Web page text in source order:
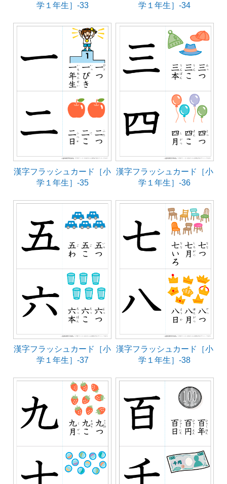
学１年生］-33
学１年生］-34
漢字フラッシュカード［小
学１年生］-35
漢字フラッシュカード［小
学１年生］-36
漢字フラッシュカード［小
学１年生］-37
漢字フラッシュカード［小
学１年生］-38